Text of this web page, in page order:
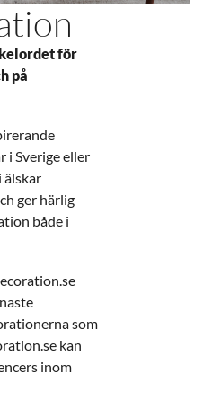
för
på
i Sverige eller
älskar
ger härlig
både i
som
kan
inom